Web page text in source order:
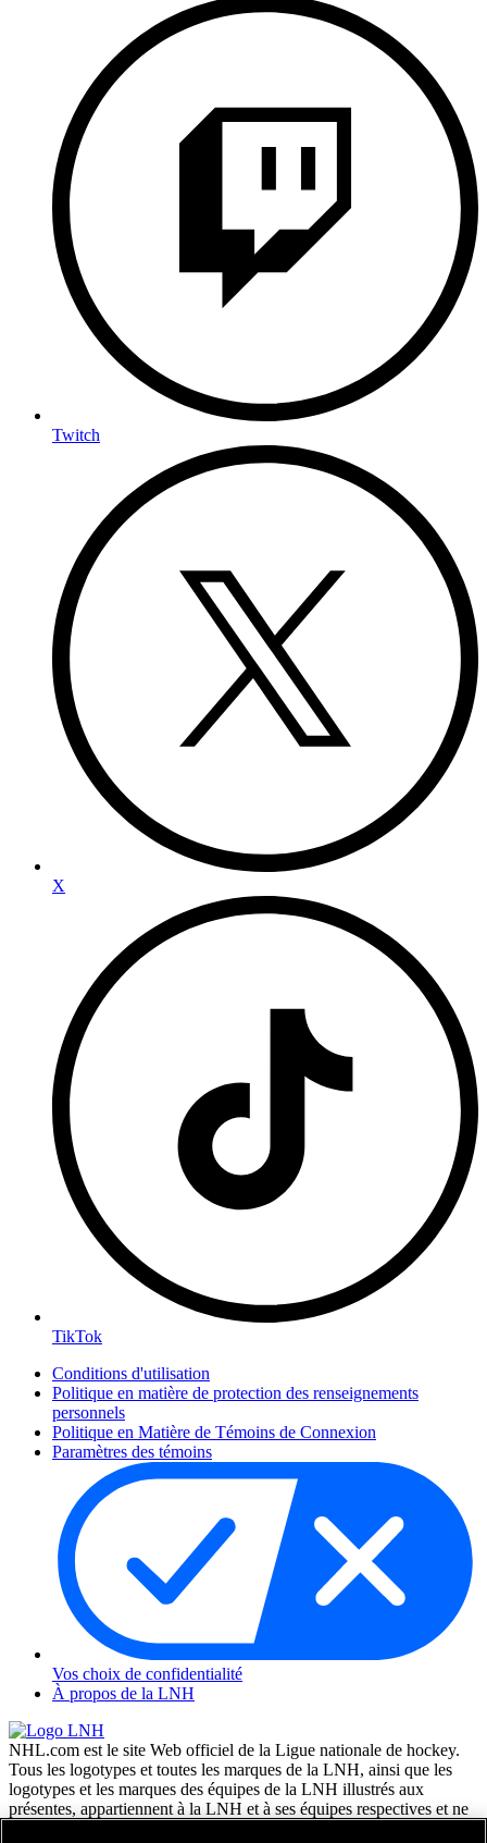
Twitch
X
TikTok
Conditions d'utilisation
Politique en matière de protection des renseignements
personnels
Politique en Matière de Témoins de Connexion
Paramètres des témoins
Vos choix de confidentialité
À propos de la LNH
NHL.com est le site Web officiel de la Ligue nationale de hockey.
Tous les logotypes et toutes les marques de la LNH, ainsi que les
logotypes et les marques des équipes de la LNH illustrés aux
présentes, appartiennent à la LNH et à ses équipes respectives et ne